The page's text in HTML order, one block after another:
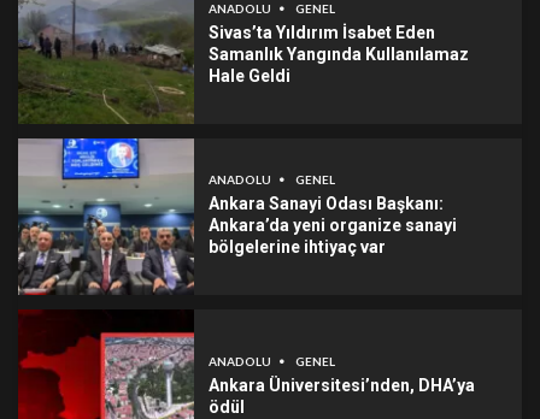
ANADOLU GENEL
Sivas’ta Yıldırım İsabet Eden
Samanlık Yangında Kullanılamaz
Hale Geldi
ANADOLU GENEL
Ankara Sanayi Odası Başkanı:
Ankara’da yeni organize sanayi
bölgelerine ihtiyaç var
ANADOLU GENEL
Ankara Üniversitesi’nden, DHA’ya
ödül